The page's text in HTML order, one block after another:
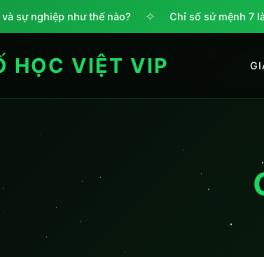
sự nghiệp như thế nào? ✧ Chỉ số sứ mệnh 7
HỌC VIỆT VIP